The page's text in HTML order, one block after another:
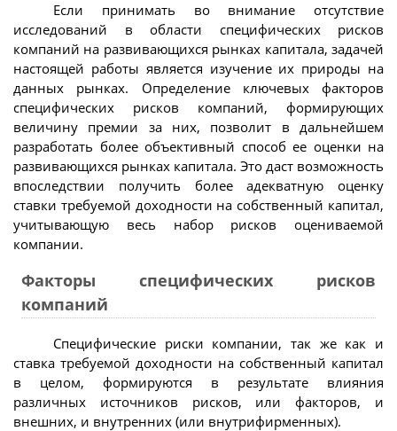
Если принимать во внимание отсутствие
исследований в области специфических рисков
компаний на развивающихся рынках капитала, задачей
настоящей работы является изучение их природы на
данных рынках. Определение ключевых факторов
специфических рисков компаний, формирующих
величину премии за них, позволит в дальнейшем
разработать более объективный способ ее оценки на
развивающихся рынках капитала. Это даст возможность
впоследствии получить более адекватную оценку
ставки требуемой доходности на собственный капитал,
учитывающую весь набор рисков оцениваемой
компании.
Факторы специфических рисков
компаний
Специфические риски компании, так же как и
ставка требуемой доходности на собственный капитал
в целом, формируются в результате влияния
различных источников рисков, или факторов, и
внешних, и внутренних (или внутрифирменных).